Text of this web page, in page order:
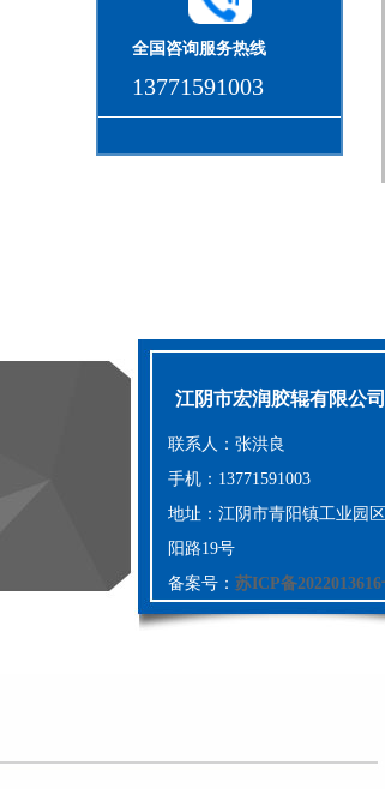
全国咨询服务热线
13771591003
江阴市宏润胶辊有限公司
联系人：张洪良
手机：13771591003
地址：江阴市青阳镇工业园
阳路19号
备案号： 苏ICP备2022013616